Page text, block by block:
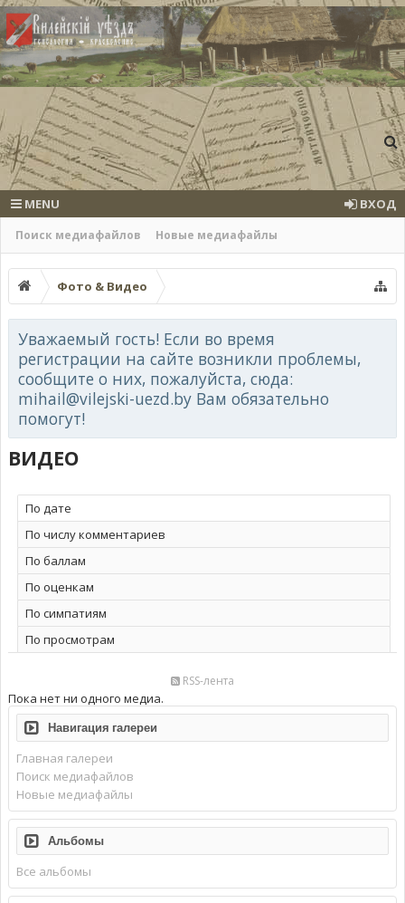
Поиск медиафайлов Новые медиафайлы
MENU ВХОД
Фото & Видео
Уважаемый гость! Если во время
регистрации на сайте возникли проблемы,
сообщите о них, пожалуйста, сюда:
mihail@vilejski-uezd.by Вам обязательно
помогут!
ВИДЕО
По дате
По числу комментариев
По баллам
По оценкам
По симпатиям
По просмотрам
RSS-лента
Пока нет ни одного медиа.
Навигация галереи
Главная галереи
Поиск медиафайлов
Новые медиафайлы
Альбомы
Все альбомы